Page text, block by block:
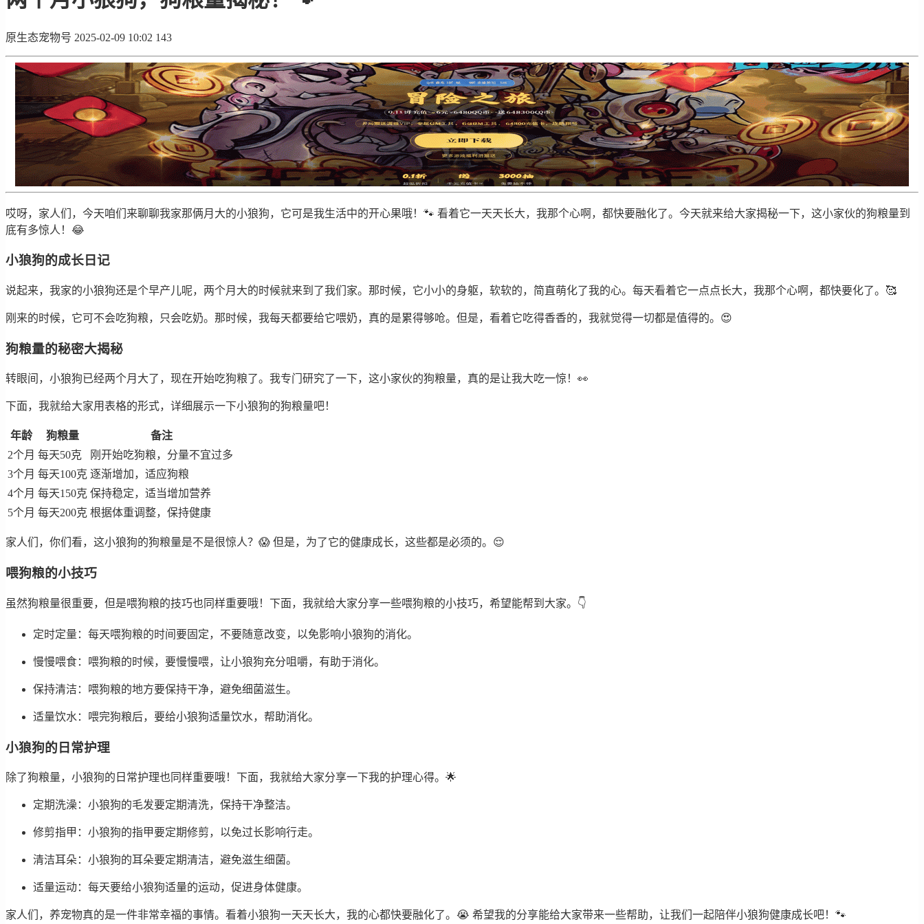
原生态宠物号 2025-02-09 10:02 143
哎呀，家人们，今天咱们来聊聊我家那俩月大的小狼狗，它可是我生活中的开心果哦！🐾 看着它一天天长大，我那个心啊，都快要融化了。今天就来给大家揭秘一下，这小家伙的狗粮量到
底有多惊人！😂
小狼狗的成长日记
说起来，我家的小狼狗还是个早产儿呢，两个月大的时候就来到了我们家。那时候，它小小的身躯，软软的，简直萌化了我的心。每天看着它一点点长大，我那个心啊，都快要化了。🥰
刚来的时候，它可不会吃狗粮，只会吃奶。那时候，我每天都要给它喂奶，真的是累得够呛。但是，看着它吃得香香的，我就觉得一切都是值得的。😍
狗粮量的秘密大揭秘
转眼间，小狼狗已经两个月大了，现在开始吃狗粮了。我专门研究了一下，这小家伙的狗粮量，真的是让我大吃一惊！👀
下面，我就给大家用表格的形式，详细展示一下小狼狗的狗粮量吧！
年龄 狗粮量
备注
2个月 每天50克
刚开始吃狗粮，分量不宜过多
3个月 每天100克 逐渐增加，适应狗粮
4个月 每天150克 保持稳定，适当增加营养
5个月 每天200克 根据体重调整，保持健康
家人们，你们看，这小狼狗的狗粮量是不是很惊人？😱 但是，为了它的健康成长，这些都是必须的。😌
喂狗粮的小技巧
虽然狗粮量很重要，但是喂狗粮的技巧也同样重要哦！下面，我就给大家分享一些喂狗粮的小技巧，希望能帮到大家。👇
定时定量：每天喂狗粮的时间要固定，不要随意改变，以免影响小狼狗的消化。
慢慢喂食：喂狗粮的时候，要慢慢喂，让小狼狗充分咀嚼，有助于消化。
保持清洁：喂狗粮的地方要保持干净，避免细菌滋生。
适量饮水：喂完狗粮后，要给小狼狗适量饮水，帮助消化。
小狼狗的日常护理
除了狗粮量，小狼狗的日常护理也同样重要哦！下面，我就给大家分享一下我的护理心得。🌟
定期洗澡：小狼狗的毛发要定期清洗，保持干净整洁。
修剪指甲：小狼狗的指甲要定期修剪，以免过长影响行走。
清洁耳朵：小狼狗的耳朵要定期清洁，避免滋生细菌。
适量运动：每天要给小狼狗适量的运动，促进身体健康。
家人们，养宠物真的是一件非常幸福的事情。看着小狼狗一天天长大，我的心都快要融化了。😭 希望我的分享能给大家带来一些帮助，让我们一起陪伴小狼狗健康成长吧！🐾